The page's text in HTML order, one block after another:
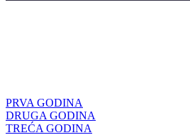
PRVA GODINA
DRUGA GODINA
TREĆA GODINA